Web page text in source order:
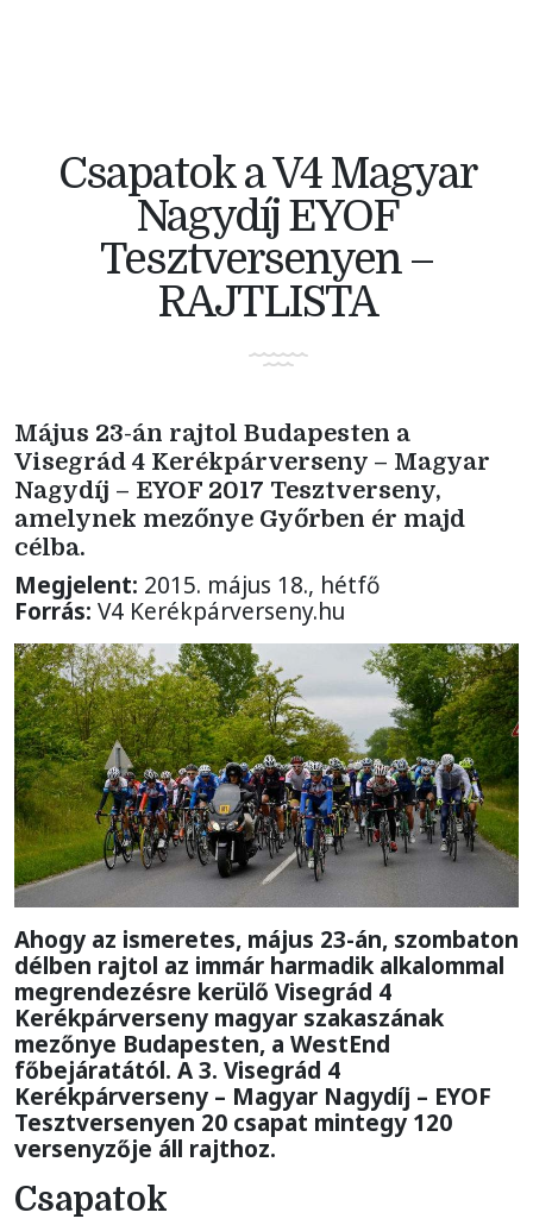
Csapatok a V4 Magyar
Nagydíj EYOF
Tesztversenyen –
RAJTLISTA
Május 23-án rajtol Budapesten a
Visegrád 4 Kerékpárverseny – Magyar
Nagydíj – EYOF 2017 Tesztverseny,
amelynek mezőnye Győrben ér majd
célba.
Megjelent: 2015. május 18., hétfő
Forrás: V4 Kerékpárverseny.hu
Ahogy az ismeretes, május 23-án, szombaton
délben rajtol az immár harmadik alkalommal
megrendezésre kerülő Visegrád 4
Kerékpárverseny magyar szakaszának
mezőnye Budapesten, a WestEnd
főbejáratától. A 3. Visegrád 4
Kerékpárverseny – Magyar Nagydíj – EYOF
Tesztversenyen 20 csapat mintegy 120
versenyzője áll rajthoz.
Csapatok